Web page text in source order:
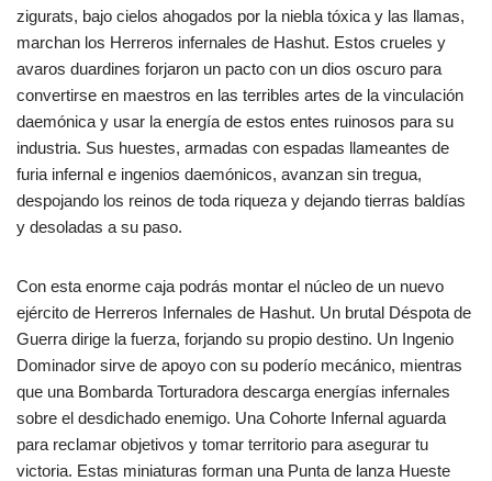
zigurats, bajo cielos ahogados por la niebla tóxica y las llamas,
marchan los Herreros infernales de Hashut. Estos crueles y
avaros duardines forjaron un pacto con un dios oscuro para
convertirse en maestros en las terribles artes de la vinculación
daemónica y usar la energía de estos entes ruinosos para su
industria. Sus huestes, armadas con espadas llameantes de
furia infernal e ingenios daemónicos, avanzan sin tregua,
despojando los reinos de toda riqueza y dejando tierras baldías
y desoladas a su paso.
Con esta enorme caja podrás montar el núcleo de un nuevo
ejército de Herreros Infernales de Hashut. Un brutal Déspota de
Guerra dirige la fuerza, forjando su propio destino. Un Ingenio
Dominador sirve de apoyo con su poderío mecánico, mientras
que una Bombarda Torturadora descarga energías infernales
sobre el desdichado enemigo. Una Cohorte Infernal aguarda
para reclamar objetivos y tomar territorio para asegurar tu
victoria. Estas miniaturas forman una Punta de lanza Hueste